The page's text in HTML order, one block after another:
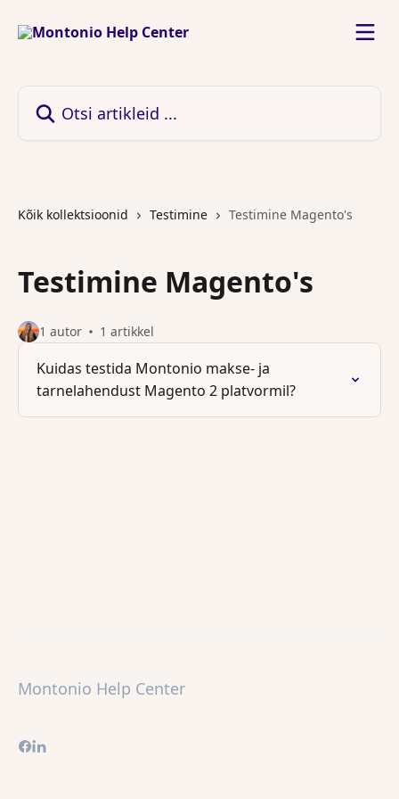
Kõik kollektsioonid Testimine Testimine Magento's
Testimine Magento's
1 autor 1 artikkel
Kuidas testida Montonio makse- ja
tarnelahendust Magento 2 platvormil?
Montonio Help Center